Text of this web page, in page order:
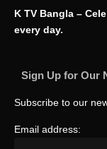
K TV Bangla –
every day.
Sign Up for Our
Subscribe to our
Email address: